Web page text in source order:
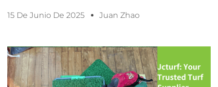
15 De Junio De 2025 Juan Zhao